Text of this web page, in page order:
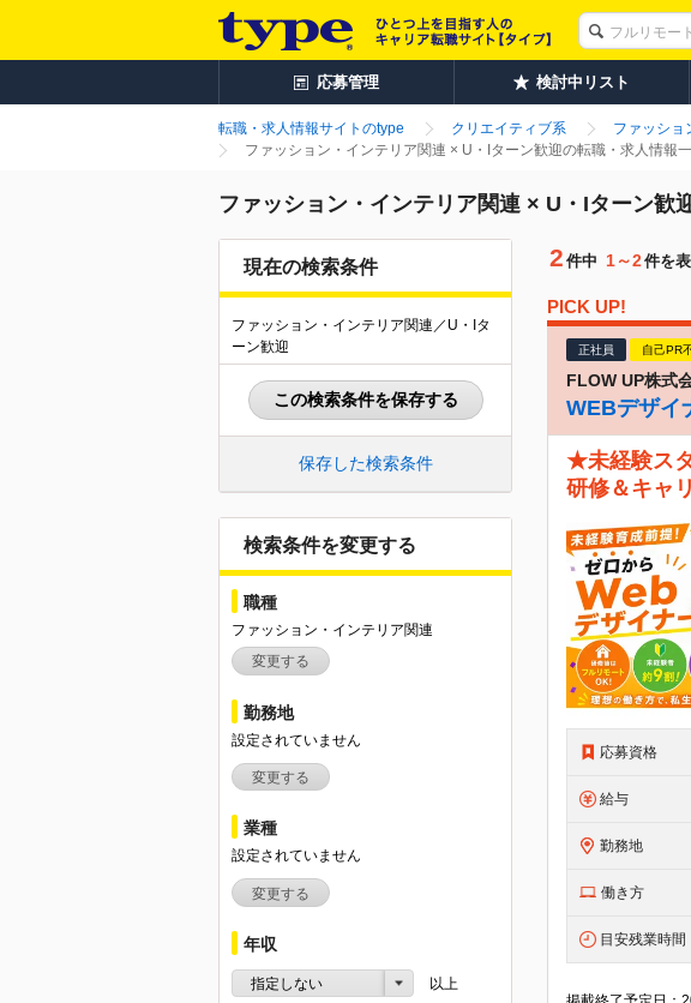
応募管理 検討中リスト
転職・求人情報サイトのtype クリエイティブ系 ファッショ
ファッション・インテリア関連 × U・Iターン歓迎の転職・求人情報
ファッション・インテリア関連 × U・Iターン歓
現在の検索条件
ファッション・インテリア関連／U・Iタ
ーン歓迎
この検索条件を保存する
保存した検索条件
検索条件を変更する
職種
ファッション・インテリア関連
変更する
勤務地
設定されていません
変更する
業種
設定されていません
変更する
年収
指定しない 以上
2 件中 1～2件を
PICK UP!
正社員 自己PR
FLOW UP株式
WEBデザイ
★未経験ス
研修＆キャ
応募資格
給与
勤務地
働き方
目安残業時間